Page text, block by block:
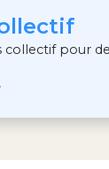
collectif pour